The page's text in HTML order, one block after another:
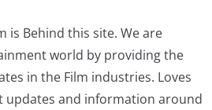
is Behind this site. We are
world by providing the
in the Film industries. Loves
updates and information around